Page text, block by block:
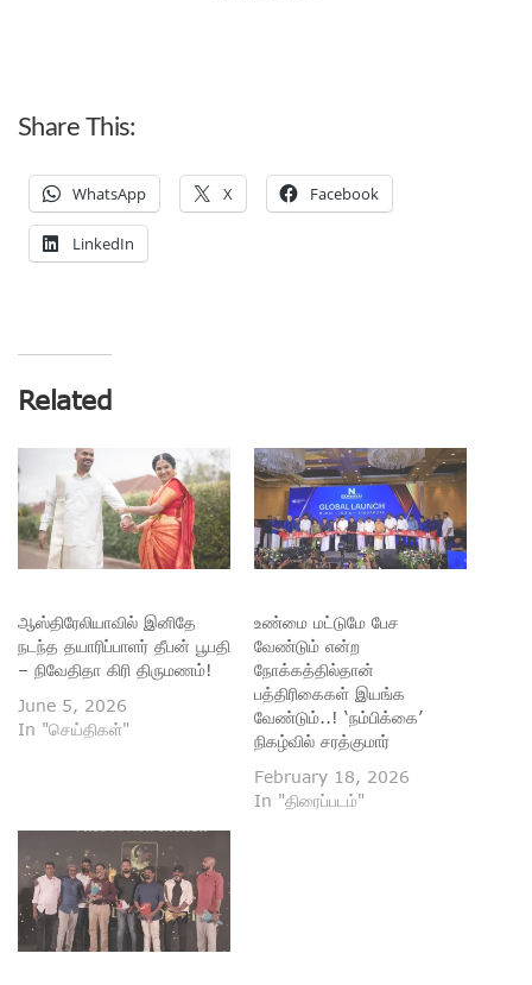
Share This:
WhatsApp X Facebook
LinkedIn
Related
ஆஸ்திரேலியாவில் இனிதே
நடந்த தயாரிப்பாளர் தீபன் பூபதி
– நிவேதிதா கிரி திருமணம்!
June 5, 2026
In "செய்திகள்"
உண்மை மட்டுமே பேச
வேண்டும் என்ற
நோக்கத்தில்தான்
பத்திரிகைகள் இயங்க
வேண்டும்..! ‘நம்பிக்கை’
நிகழ்வில் சரத்குமார்
February 18, 2026
In "திரைப்படம்"